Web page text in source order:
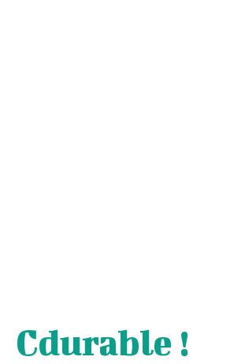
Cdurable !